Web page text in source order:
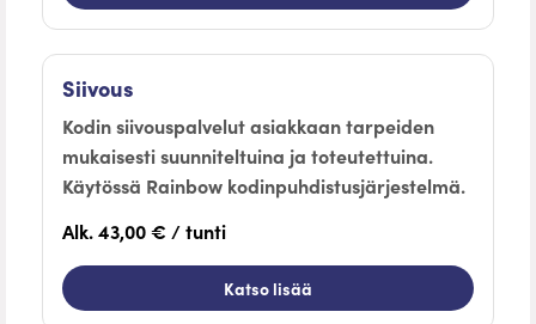
Siivous
Kodin siivouspalvelut asiakkaan tarpeiden
mukaisesti suunniteltuina ja toteutettuina.
Käytössä Rainbow kodinpuhdistusjärjestelmä.
Alk. 43,00 € / tunti
Katso lisää